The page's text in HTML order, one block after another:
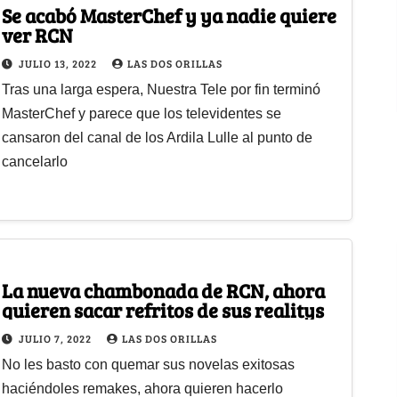
Se acabó MasterChef y ya nadie quiere
ver RCN
JULIO 13, 2022 LAS DOS ORILLAS
Tras una larga espera, Nuestra Tele por fin terminó
MasterChef y parece que los televidentes se
cansaron del canal de los Ardila Lulle al punto de
cancelarlo
La nueva chambonada de RCN, ahora
quieren sacar refritos de sus realitys
JULIO 7, 2022 LAS DOS ORILLAS
No les basto con quemar sus novelas exitosas
haciéndoles remakes, ahora quieren hacerlo